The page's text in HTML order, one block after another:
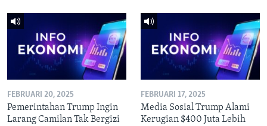
FEBRUARI 20, 2025
Pemerintahan Trump Ingin
Larang Camilan Tak Bergizi
FEBRUARI 17, 2025
Media Sosial Trump Alami
Kerugian $400 Juta Lebih